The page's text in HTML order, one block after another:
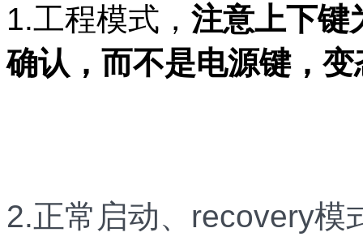
1.工程模式， 注意上下键
确认，而不是电源键，变
2.正常启动、recovery模